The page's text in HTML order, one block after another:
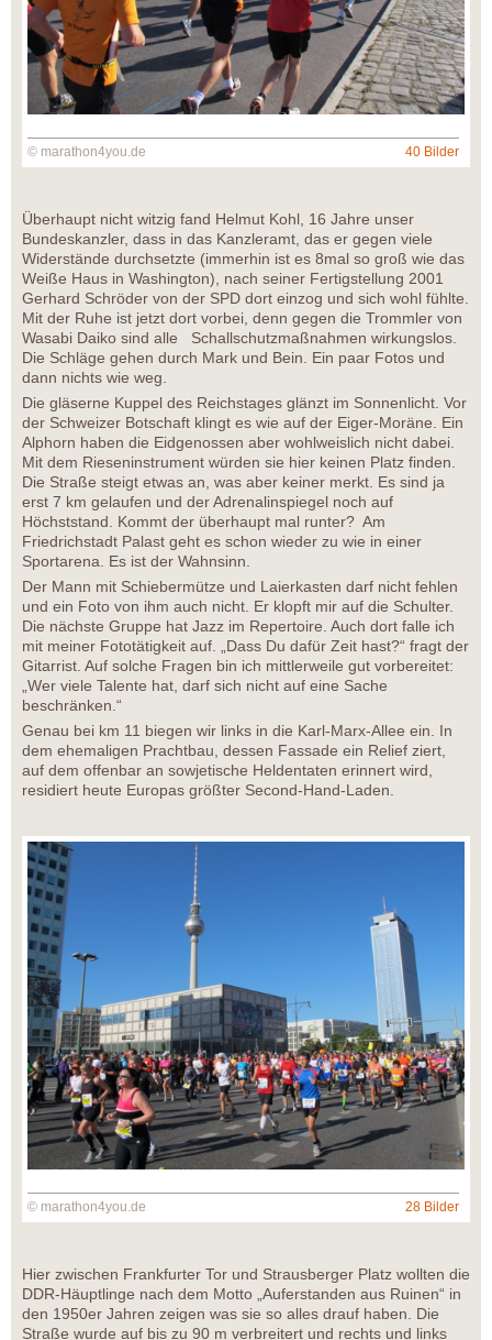
© marathon4you.de 40 Bilder
Überhaupt nicht witzig fand Helmut Kohl, 16 Jahre unser
Bundeskanzler, dass in das Kanzleramt, das er gegen viele
Widerstände durchsetzte (immerhin ist es 8mal so groß wie das
Weiße Haus in Washington), nach seiner Fertigstellung 2001
Gerhard Schröder von der SPD dort einzog und sich wohl fühlte.
Mit der Ruhe ist jetzt dort vorbei, denn gegen die Trommler von
Wasabi Daiko sind alle Schallschutzmaßnahmen wirkungslos.
Die Schläge gehen durch Mark und Bein. Ein paar Fotos und
dann nichts wie weg.
Die gläserne Kuppel des Reichstages glänzt im Sonnenlicht. Vor
der Schweizer Botschaft klingt es wie auf der Eiger-Moräne. Ein
Alphorn haben die Eidgenossen aber wohlweislich nicht dabei.
Mit dem Rieseninstrument würden sie hier keinen Platz finden.
Die Straße steigt etwas an, was aber keiner merkt. Es sind ja
erst 7 km gelaufen und der Adrenalinspiegel noch auf
Höchststand. Kommt der überhaupt mal runter? Am
Friedrichstadt Palast geht es schon wieder zu wie in einer
Sportarena. Es ist der Wahnsinn.
Der Mann mit Schiebermütze und Laierkasten darf nicht fehlen
und ein Foto von ihm auch nicht. Er klopft mir auf die Schulter.
Die nächste Gruppe hat Jazz im Repertoire. Auch dort falle ich
mit meiner Fototätigkeit auf. „Dass Du dafür Zeit hast?“ fragt der
Gitarrist. Auf solche Fragen bin ich mittlerweile gut vorbereitet:
„Wer viele Talente hat, darf sich nicht auf eine Sache
beschränken.“
Genau bei km 11 biegen wir links in die Karl-Marx-Allee ein. In
dem ehemaligen Prachtbau, dessen Fassade ein Relief ziert,
auf dem offenbar an sowjetische Heldentaten erinnert wird,
residiert heute Europas größter Second-Hand-Laden.
© marathon4you.de 28 Bilder
Hier zwischen Frankfurter Tor und Strausberger Platz wollten die
DDR-Häuptlinge nach dem Motto „Auferstanden aus Ruinen“ in
den 1950er Jahren zeigen was sie so alles drauf haben. Die
Straße wurde auf bis zu 90 m verbreitert und rechts und links